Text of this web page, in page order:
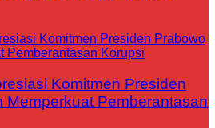
Komitmen Presiden
Memperkuat Pemberantasan